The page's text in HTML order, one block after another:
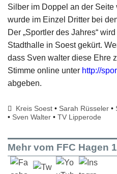
Silber im Doppel an der Seite
wurde im Einzel Dritter bei
Der „Sportler des Jahres“
Stadthalle in Soest gekürt.
dass Sven walter diese Ehre
Stimme online unter http://
abgeben.
Kreis Soest • Sarah Rüsseler •
• Sven Walter • TV Lipperode
Mehr vom FFC Hagen